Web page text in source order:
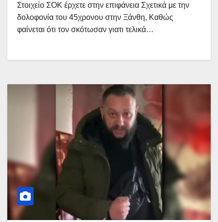
Στοιχείο ΣΟΚ έρχετε στην επιφάνεια Σχετικά με την
δολοφονία του 45χρονου στην Ξάνθη, Καθώς
φαίνεται ότι τον σκότωσαν γιατι τελικά…